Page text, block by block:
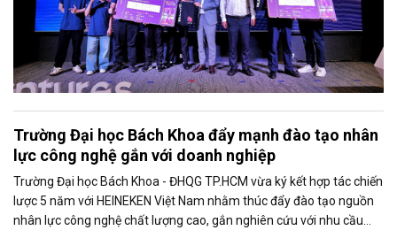
Trường Đại học Bách Khoa đẩy mạnh đào tạo nhân
lực công nghệ gắn với doanh nghiệp
Trường Đại học Bách Khoa - ĐHQG TP.HCM vừa ký kết hợp tác chiến
lược 5 năm với HEINEKEN Việt Nam nhằm thúc đẩy đào tạo nguồn
nhân lực công nghệ chất lượng cao, gắn nghiên cứu với nhu cầu